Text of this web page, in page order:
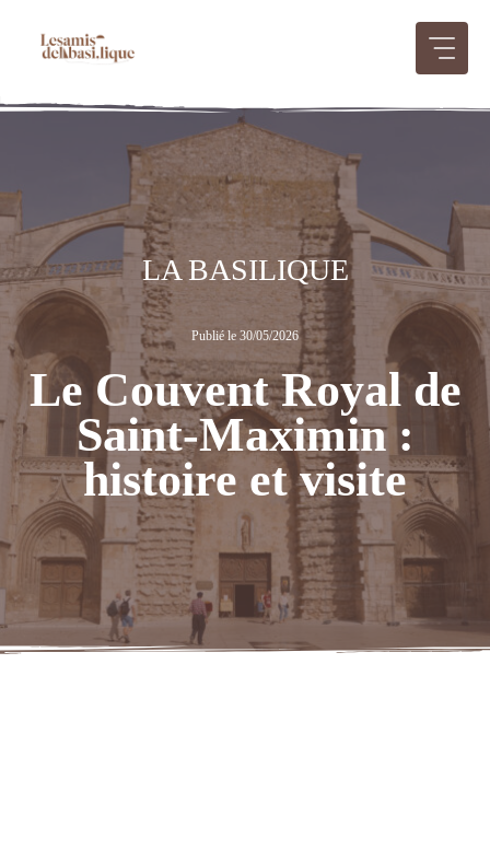
LA BASILIQUE
Publié le 30/05/2026
Le Couvent Royal de
Saint-Maximin :
histoire et visite